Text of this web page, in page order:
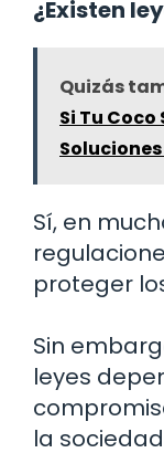
¿Existen
Quizás
Si Tu
Sí, en
proteger
Sin
leyes
la